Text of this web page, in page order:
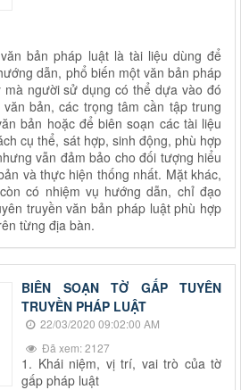
bản pháp luật là tài liệu dùng để
dẫn, phổ biến một văn bản pháp
người sử dụng có thể dựa vào đó
bản, các trọng tâm cần tập trung
bản hoặc để biên soạn các tài liệu
cụ thể, sát hợp, sinh động, phù hợp
vẫn đảm bảo cho đối tượng hiểu
và thực hiện thống nhất. Mặt khác,
có nhiệm vụ hướng dẫn, chỉ đạo
truyền văn bản pháp luật phù hợp
từng địa bàn.
BIÊN SOẠN TỜ GẤP TUYÊN
TRUYỀN PHÁP LUẬT
22/03/2020 09:02:00 AM
Đã xem: 2127
1. Khái niệm, vị trí, vai trò của tờ
gấp pháp luật